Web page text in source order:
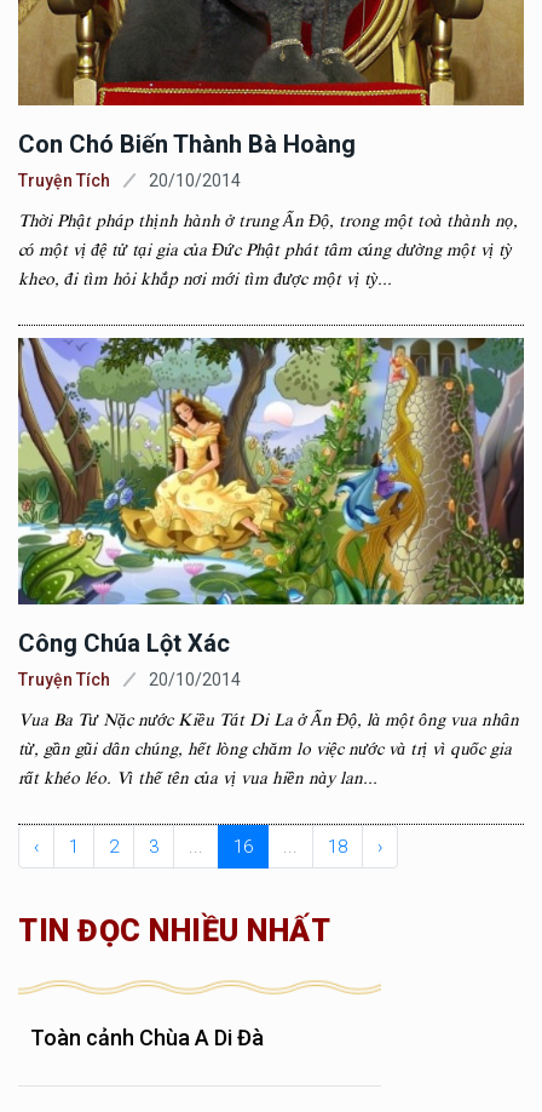
Con Chó Biến Thành Bà Hoàng
Truyện Tích 20/10/2014
Thời Phật pháp thịnh hành ở trung Ấn Độ, trong một toà thành nọ,
có một vị đệ tử tại gia của Đức Phật phát tâm cúng dường một vị tỳ
kheo, đi tìm hỏi khắp nơi mới tìm được một vị tỳ...
Công Chúa Lột Xác
Truyện Tích 20/10/2014
Vua Ba Tư Nặc nước Kiều Tát Di La ở Ấn Độ, là một ông vua nhân
từ, gần gũi dân chúng, hết lòng chăm lo việc nước và trị vì quốc gia
rất khéo léo. Vì thế tên của vị vua hiền này lan...
‹ 1 2 3 ... 16 ... 18 ›
TIN ĐỌC NHIỀU NHẤT
Toàn cảnh Chùa A Di Đà